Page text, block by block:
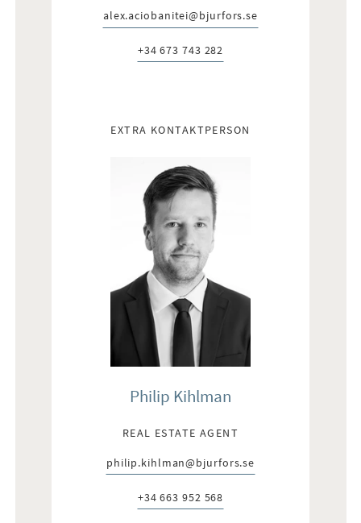
E-post:
alex.aciobanitei@bjurfors.se
Telefon:
+34 673 743 282
EXTRA KONTAKTPERSON
Philip Kihlman
REAL ESTATE AGENT
E-post:
philip.kihlman@bjurfors.se
Telefon:
+34 663 952 568